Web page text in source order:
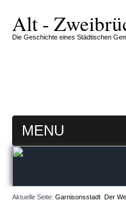
Alt -
Die Geschichte eines Städtischen
MENU
ZW-ZIRKEL
Aktuelle Seite: Garnisonsstadt Der